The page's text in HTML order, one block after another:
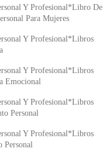
Y Profesional*Libro De
Para Mujeres
Y Profesional*Libros
Y Profesional*Libros
Emocional
Y Profesional*Libros
Personal
Y Profesional*Libros
Personal